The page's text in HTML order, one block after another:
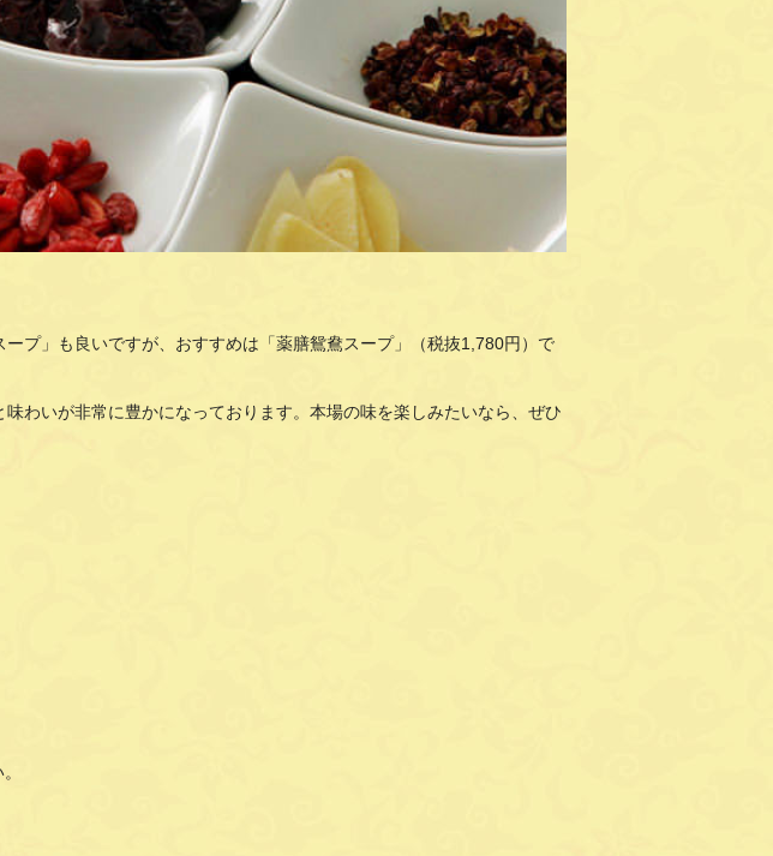
プ」も良いですが、おすすめは「薬膳鴛鴦スープ」（税抜1,780円）で
わいが非常に豊かになっております。本場の味を楽しみたいなら、ぜひ